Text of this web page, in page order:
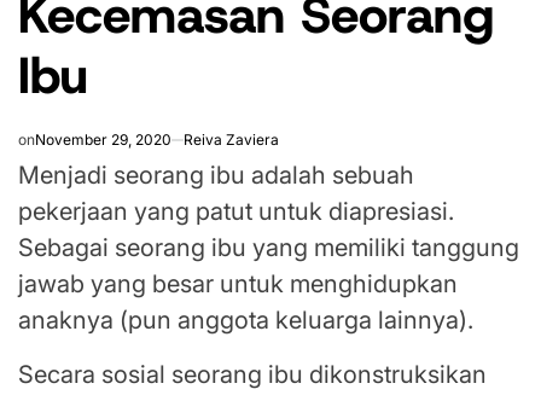
Kecemasan Seorang
Ibu
onNovember 29, 2020 Reiva Zaviera
Menjadi seorang ibu adalah sebuah
pekerjaan yang patut untuk diapresiasi.
Sebagai seorang ibu yang memiliki tanggung
jawab yang besar untuk menghidupkan
anaknya (pun anggota keluarga lainnya).
Secara sosial seorang ibu dikonstruksikan